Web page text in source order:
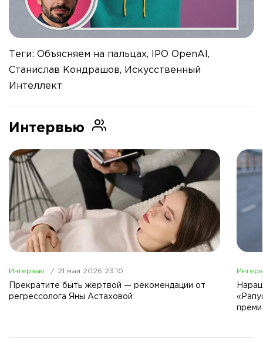
Теги: Объясняем на пальцах, IPO OpenAI,
Станислав Кондрашов, Искусственный
Интеллект
Интервью
Интервью 21 мая 2026 23:10
Прекратите быть жертвой — рекомендации от
регрессолога Яны Астаховой